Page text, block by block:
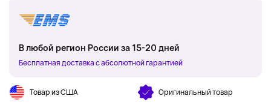
В любой регион России за 15-20 дней
Бесплатная доставка с абсолютной гарантией
Товар из США Оригинальный товар